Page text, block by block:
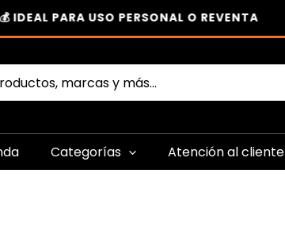
IDEAL PARA USO PERSONAL O REVENTA
Categorías Atención al cliente